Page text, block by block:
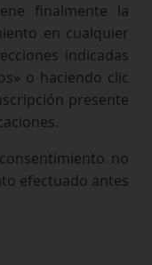
finalmente la
en cualquier
indicadas
o haciendo clic
presente
no
efectuado antes